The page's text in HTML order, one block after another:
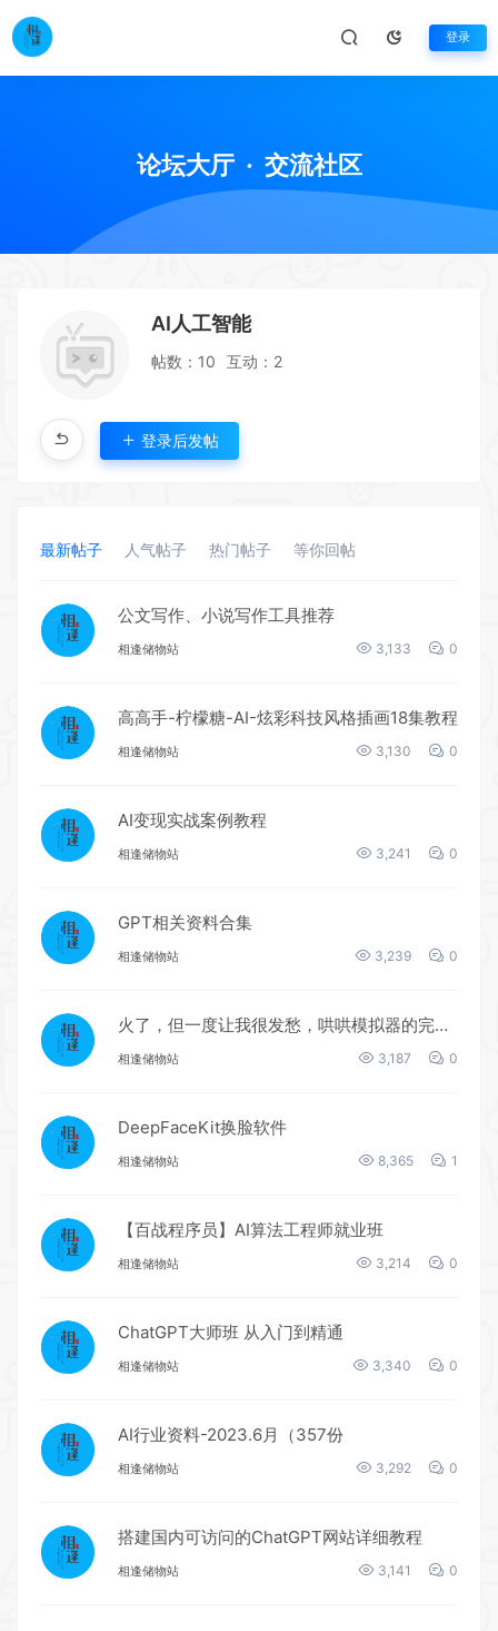
登录
论坛大厅 · 交流社区
AI人工智能
帖数：10 互动：2
登录后发帖
最新帖子 人气帖子 热门帖子 等你回帖
公文写作、小说写作工具推荐
相逢储物站 3,133 0
高高手-柠檬糖-AI-炫彩科技风格插画18集教程
相逢储物站 3,130 0
AI变现实战案例教程
相逢储物站 3,241 0
GPT相关资料合集
相逢储物站 3,239 0
火了，但一度让我很发愁，哄哄模拟器的完整复盘
相逢储物站 3,187 0
DeepFaceKit换脸软件
相逢储物站 8,365 1
【百战程序员】AI算法工程师就业班
相逢储物站 3,214 0
ChatGPT大师班 从入门到精通
相逢储物站 3,340 0
AI行业资料-2023.6月（357份
相逢储物站 3,292 0
搭建国内可访问的ChatGPT网站详细教程
相逢储物站 3,141 0